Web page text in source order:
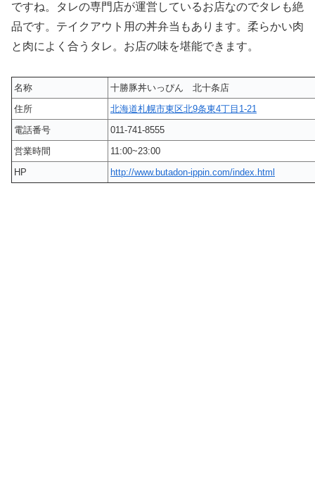
ですね。タレの専門店が運営しているお店なのでタレも絶
品です。テイクアウト用の丼弁当もあります。柔らかい肉
と肉によく合うタレ。お店の味を堪能できます。
名称
十勝豚丼いっぴん 北十条店
住所
北海道札幌市東区北9条東4丁目1-21
電話番号
011-741-8555
営業時間
11:00~23:00
HP
http://www.butadon-ippin.com/index.html